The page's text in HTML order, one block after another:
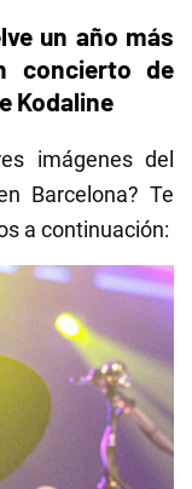
un año más
concierto de
Kodaline
imágenes del
Barcelona? Te
a continuación: